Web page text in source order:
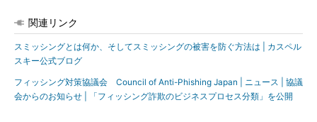
関連リンク
スミッシングとは何か、そしてスミッシングの被害を防ぐ方法は | カスペル
スキー公式ブログ
フィッシング対策協議会 Council of Anti-Phishing Japan | ニュース | 協議
会からのお知らせ | 「フィッシング詐欺のビジネスプロセス分類」を公開